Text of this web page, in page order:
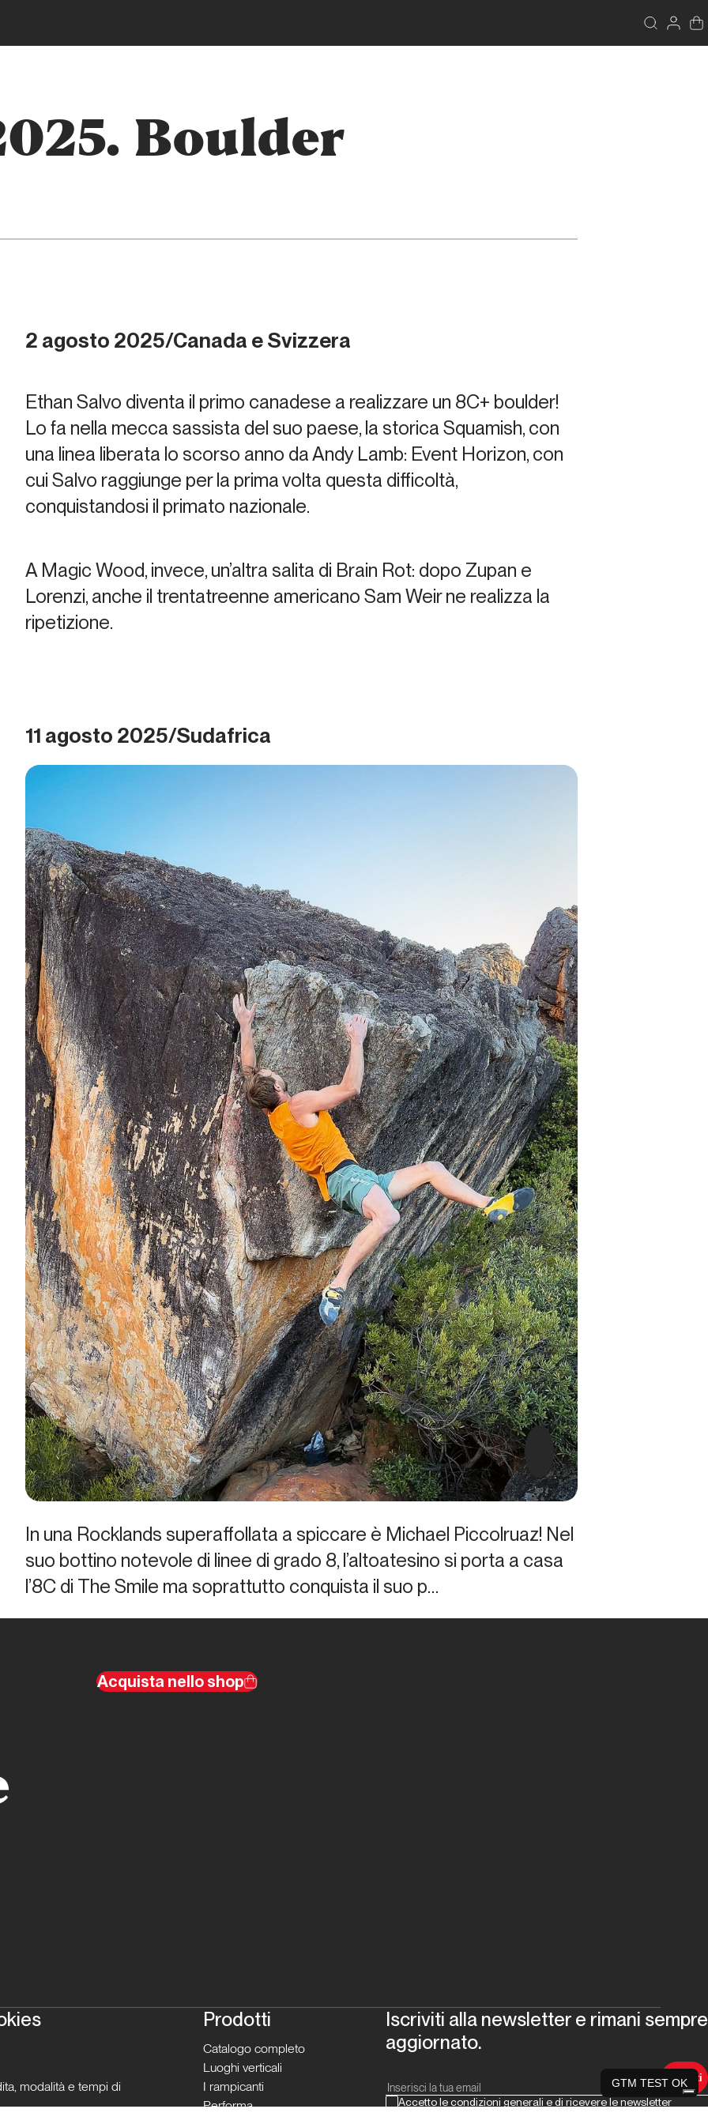
Boulder
2 agosto 2025/Canada e Svizzera
Ethan Salvo diventa il primo canadese a realizzare un 8C+ boulder!
Lo fa nella mecca sassista del suo paese, la storica Squamish, con
una linea liberata lo scorso anno da Andy Lamb: Event Horizon, con
cui Salvo raggiunge per la prima volta questa difficoltà,
conquistandosi il primato nazionale.
A Magic Wood, invece, un’altra salita di Brain Rot: dopo Zupan e
Lorenzi, anche il trentatreenne americano Sam Weir ne realizza la
ripetizione.
11 agosto 2025/Sudafrica
In una Rocklands superaffollata a spiccare è Michael Piccolruaz! Nel
suo bottino notevole di linee di grado 8, l’altoatesino si porta a casa
l’8C di The Smile ma soprattutto conquista il suo p…
Acquista nello shop
modalità e tempi di
Prodotti
Catalogo completo
Luoghi verticali
I rampicanti
Performa
Iscriviti alla newsletter e rimani sempre
aggiornato.
Iscriviti
Accetto le condizioni generali e di ricevere le newsletter
GTM TEST OK